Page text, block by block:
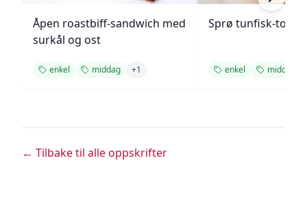
Åpen roastbiff-sandwich med
surkål og ost
enkel middag +1
Sprø tunfisk-
enkel middag
← Tilbake til alle oppskrifter